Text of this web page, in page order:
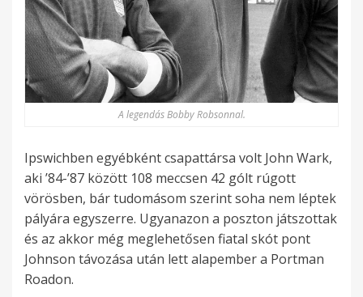
A legendás Bobby Robsonnal.
Ipswichben egyébként csapattársa volt John Wark,
aki ’84-’87 között 108 meccsen 42 gólt rúgott
vörösben, bár tudomásom szerint soha nem léptek
pályára egyszerre. Ugyanazon a poszton játszottak
és az akkor még meglehetősen fiatal skót pont
Johnson távozása után lett alapember a Portman
Roadon.